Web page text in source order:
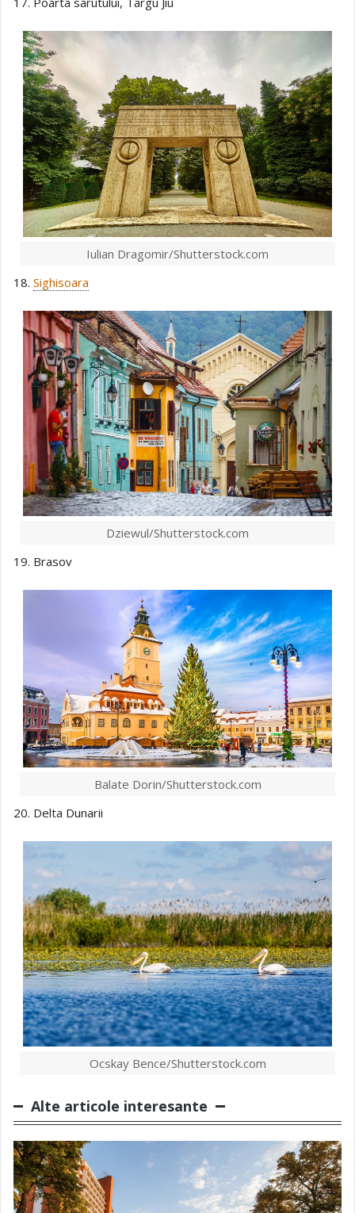
Iulian Dragomir/Shutterstock.com
18. Sighisoara
Dziewul/Shutterstock.com
19. Brasov
Balate Dorin/Shutterstock.com
20. Delta Dunarii
Ocskay Bence/Shutterstock.com
Alte articole interesante